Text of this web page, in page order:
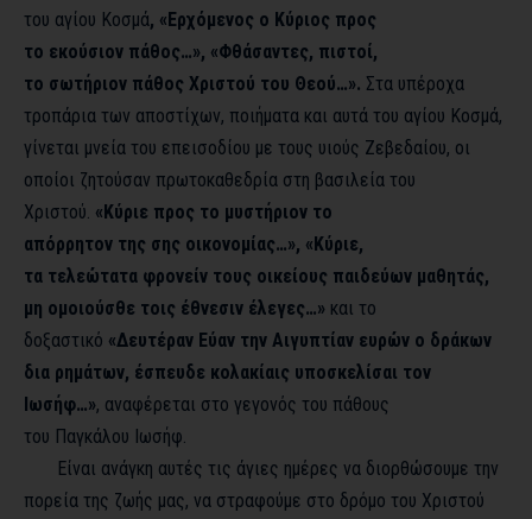
του αγίου Κοσμά, «Ερχόμενος ο Κύριος προς
το εκούσιον πάθος…», «Φθάσαντες, πιστοί,
το σωτήριον πάθος Χριστού του Θεού…». Στα υπέροχα
τροπάρια των αποστίχων, ποιήματα και αυτά του αγίου Κοσμά,
γίνεται μνεία του επεισοδίου με τους υιούς Ζεβεδαίου, οι
οποίοι ζητούσαν πρωτοκαθεδρία στη βασιλεία του
Χριστού. «Κύριε προς το μυστήριον το
απόρρητον της σης οικονομίας…», «Κύριε,
τα τελεώτατα φρονείν τους οικείους παιδεύων μαθητάς,
μη ομοιούσθε τοις έθνεσιν έλεγες…» και το
δοξαστικό «Δευτέραν Εύαν την Αιγυπτίαν ευρών ο δράκων
δια ρημάτων, έσπευδε κολακίαις υποσκελίσαι τον
Ιωσήφ…», αναφέρεται στο γεγονός του πάθους
του Παγκάλου Ιωσήφ.
Είναι ανάγκη αυτές τις άγιες ημέρες να διορθώσουμε την
πορεία της ζωής μας, να στραφούμε στο δρόμο του Χριστού